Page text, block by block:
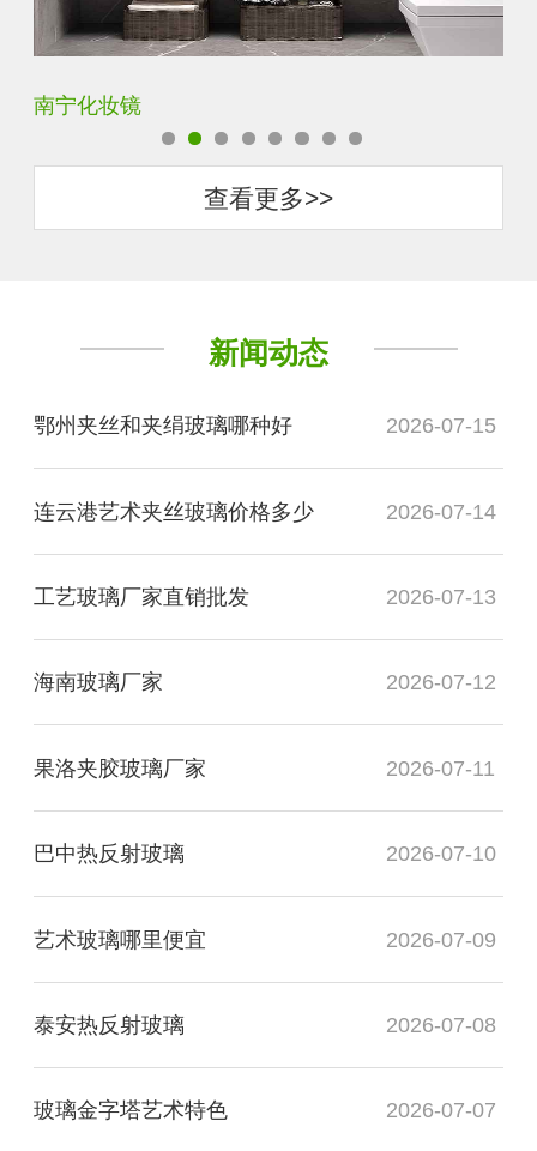
商丘智能卫浴镜
查看更多>>
新闻动态
鄂州夹丝和夹绢玻璃哪种好 2026-07-15
连云港艺术夹丝玻璃价格多少 2026-07-14
工艺玻璃厂家直销批发 2026-07-13
海南玻璃厂家 2026-07-12
果洛夹胶玻璃厂家 2026-07-11
巴中热反射玻璃 2026-07-10
艺术玻璃哪里便宜 2026-07-09
泰安热反射玻璃 2026-07-08
玻璃金字塔艺术特色 2026-07-07